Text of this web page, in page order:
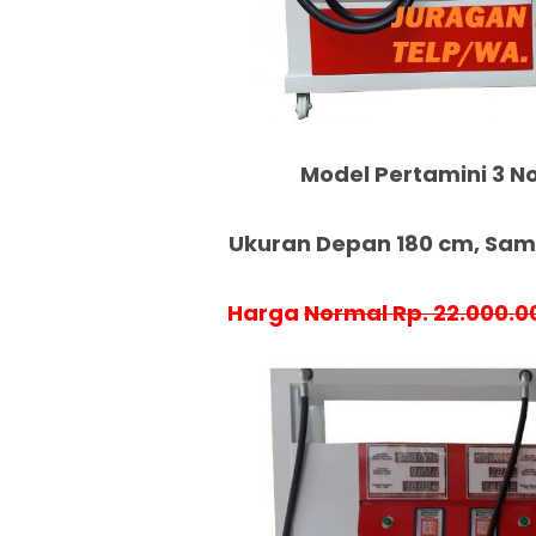
Model Pertamini 3
Ukuran Depan 180 cm,
Harga Normal Rp.